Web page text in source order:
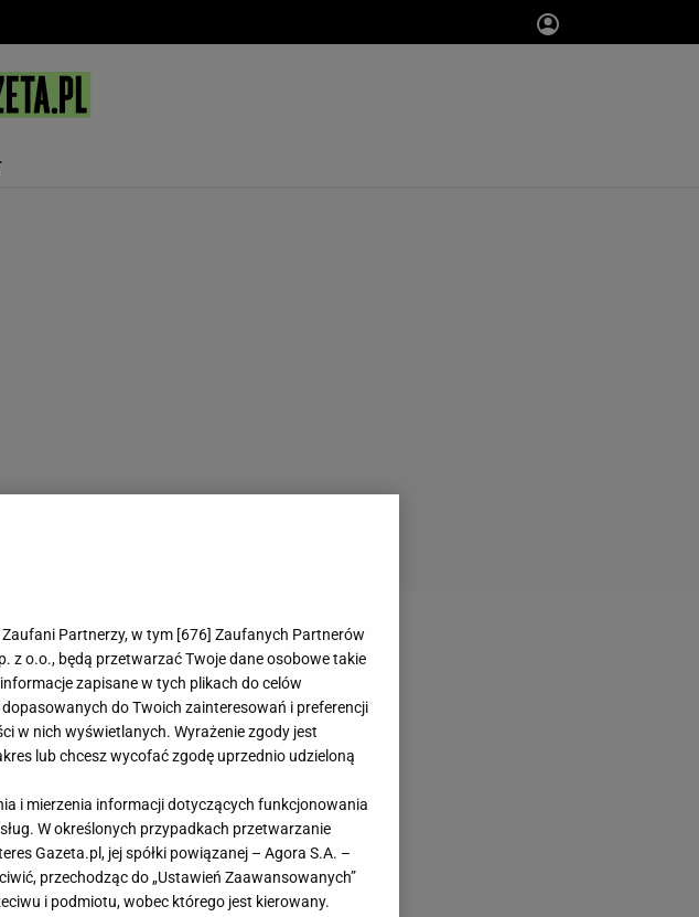
Partnerzy, w tym [676] Zaufanych Partnerów
z o.o., będą przetwarzać Twoje dane osobowe takie
zapisane w tych plikach do celów
do Twoich zainteresowań i preferencji
w nich wyświetlanych. Wyrażenie zgody jest
lub chcesz wycofać zgodę uprzednio udzieloną
i mierzenia informacji dotyczących funkcjonowania
W określonych przypadkach przetwarzanie
Gazeta.pl, jej spółki powiązanej – Agora S.A. –
przechodząc do „Ustawień Zaawansowanych”
i podmiotu, wobec którego jest kierowany.